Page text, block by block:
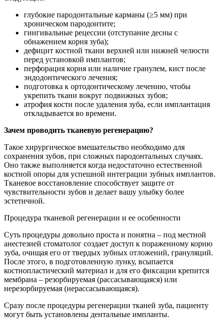
глубокие пародонтальные карманы (≥5 мм) при
хроническом пародонтите;
гингивальные рецессии (отступание десны с
обнажением корня зуба);
дефицит костной ткани верхней или нижней челюсти
перед установкой имплантов;
перфорация корня или наличие гранулем, кист после
эндодонтического лечения;
подготовка к ортодонтическому лечению, чтобы
укрепить ткани вокруг подвижных зубов;
атрофия кости после удаления зуба, если имплантация
откладывается во времени.
Зачем проводить тканевую регенерацию?
Такое хирургическое вмешательство необходимо для
сохранения зубов, при сложных пародонтальных случаях.
Оно также выполняется когда недостаточно естественной
костной опоры для успешной интеграции зубных имплантов.
Тканевое восстановление способствует защите от
чувствительности зубов и делает вашу улыбку более
эстетичной.
Процедура тканевой регенерации и ее особенности
Суть процедуры довольно проста и понятна – под местной
анестезией стоматолог создает доступ к пораженному корню
зуба, очищая его от твердых зубных отложений, грануляций.
После этого, в подготовленную лунку, всыпается
костнопластический материал и для его фиксации крепится
мембрана – резорбируемая (рассасывающаяся) или
нерезорбируемая (нерассасывающаяся).
Сразу после процедуры регенерации тканей зуба, пациенту
могут быть установлены дентальные импланты.